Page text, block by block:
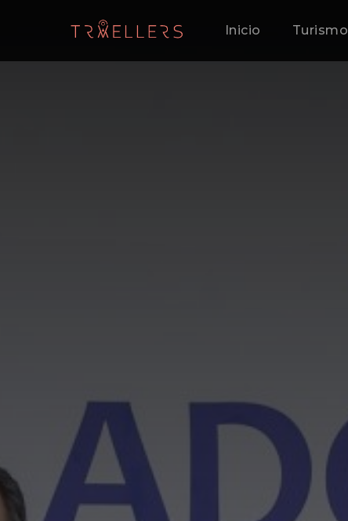
Inicio Turismo